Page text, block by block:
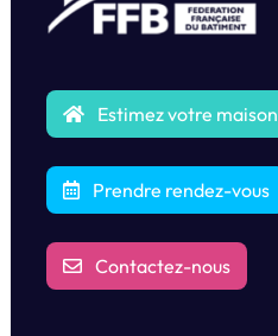
Estimez votre maison
Prendre rendez-vous
Contactez-nous